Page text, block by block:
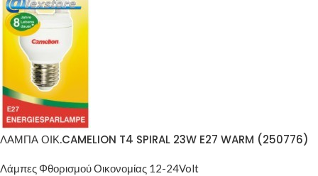
ΛΑΜΠΑ ΟΙΚ.CAMELION T4 SPIRAL 23W E27 WARM (250776)
Λάμπες Φθορισμού Οικονομίας 12-24Volt